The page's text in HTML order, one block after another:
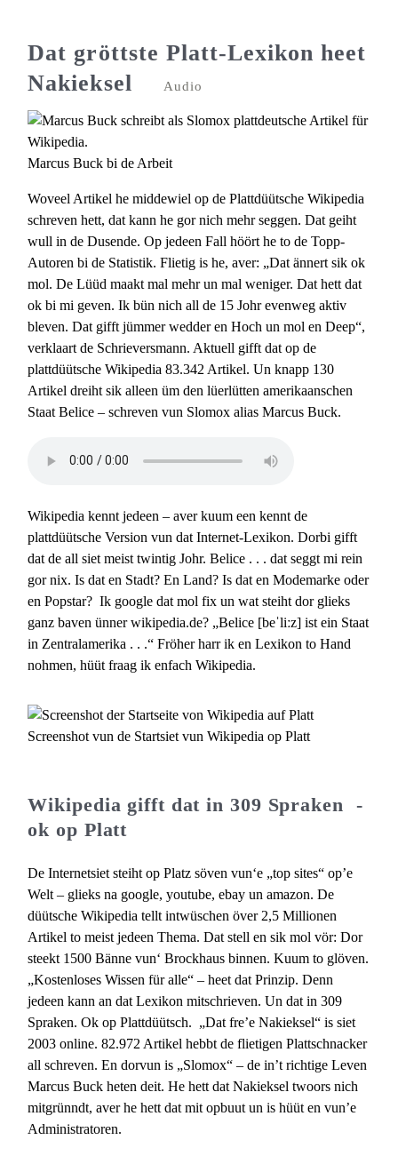
Wikipedia als größtes
Dat gröttste Platt-Lexikon heet
Nakieksel
Audio
Wikipedia kennt jedeen – aver kuum een kennt de
plattdüütsche Version vun dat Internet-Lexikon. Dorbi gifft
dat de all siet meist twintig Johr. Belice . . . dat seggt mi rein
gor nix. Is dat en Stadt? En Land? Is dat en Modemarke oder
en Popstar? Ik google dat mol fix un wat steiht dor glieks
ganz baven ünner wikipedia.de? „Belice [beˈliːz] ist ein Staat
in Zentralamerika . . .“ Fröher harr ik en Lexikon to Hand
nohmen, hüüt fraag ik enfach Wikipedia.
Screenshot vun de Startsiet vun Wikipedia op Platt
Wikipedia gifft dat in 309 Spraken -
ok op Platt
De Internetsiet steiht op Platz söven vun‘e „top sites“ op’e
Welt – glieks na google, youtube, ebay un amazon. De
düütsche Wikipedia tellt intwüschen över 2,5 Millionen
Artikel to meist jedeen Thema. Dat stell en sik mol vör: Dor
steekt 1500 Bänne vun‘ Brockhaus binnen. Kuum to glöven.
„Kostenloses Wissen für alle“ – heet dat Prinzip. Denn
jedeen kann an dat Lexikon mitschrieven. Un dat in 309
Spraken. Ok op Plattdüütsch. „Dat fre’e Nakieksel“ is siet
2003 online. 82.972 Artikel hebbt de flietigen Plattschnacker
all schreven. En dorvun is „Slomox“ – de in’t richtige Leven
Marcus Buck heten deit. He hett dat Nakieksel twoors nich
mitgrünndt, aver he hett dat mit opbuut un is hüüt en vun’e
Administratoren.
Marcus Buck bi de Arbeit
Woveel Artikel he middewiel op de Plattdüütsche Wikipedia
schreven hett, dat kann he gor nich mehr seggen. Dat geiht
wull in de Dusende. Op jedeen Fall höört he to de Topp-
Autoren bi de Statistik. Flietig is he, aver: „Dat ännert sik ok
mol. De Lüüd maakt mal mehr un mal weniger. Dat hett dat
ok bi mi geven. Ik bün nich all de 15 Johr evenweg aktiv
bleven. Dat gifft jümmer wedder en Hoch un mol en Deep“,
verklaart de Schrieversmann. Aktuell gifft dat op de
plattdüütsche Wikipedia 83.342 Artikel. Un knapp 130
Artikel dreiht sik alleen üm den lüerlütten amerikaanschen
Staat Belice – schreven vun Slomox alias Marcus Buck.